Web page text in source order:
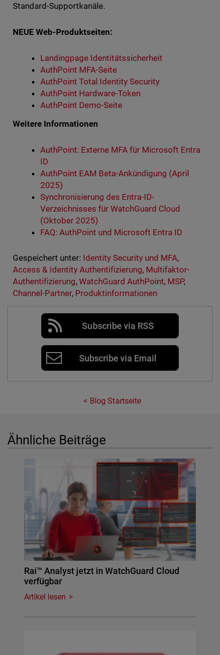
Standard-Supportkanäle.
NEUE Web-Produktseiten:
Landingpage Identitätssicherheit
AuthPoint MFA-Seite
AuthPoint Total Identity Security
AuthPoint Hardware-Token
AuthPoint Demo-Seite
Weitere Informationen
AuthPoint: Externe MFA für Microsoft Entra
ID
AuthPoint EAM Beta-Ankündigung (April
2025)
Synchronisierung des Entra-ID-
Verzeichnisses für WatchGuard Cloud
(Oktober 2025)
FAQ: AuthPoint und Microsoft Entra ID
Gespeichert unter: Identity Security und MFA,
Access & Identity Authentifizierung, Multifaktor-
Authentifizierung, WatchGuard AuthPoint, MSP,
Channel-Partner, Produktinformationen
Subscribe via RSS
Subscribe via Email
Blog Startseite
Ähnliche Beiträge
Rai™ Analyst jetzt in WatchGuard Cloud
verfügbar
Artikel lesen